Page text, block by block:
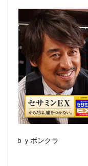
ｂｙボンクラ